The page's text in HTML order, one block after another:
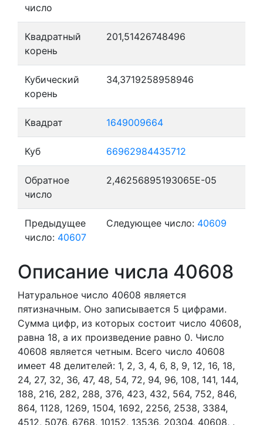
число
Квадратный
корень
201,51426748496
Кубический
корень
34,3719258958946
Квадрат 1649009664
Куб 66962984435712
Обратное
число
2,46256895193065E-05
Предыдущее
число: 40607
Следующее число: 40609
Описание числа 40608
Натуральное число 40608 является
пятизначным. Оно записывается 5 цифрами.
Сумма цифр, из которых состоит число 40608,
равна 18, а их произведение равно 0. Число
40608 является четным. Всего число 40608
имеет 48 делителей: 1, 2, 3, 4, 6, 8, 9, 12, 16, 18,
24, 27, 32, 36, 47, 48, 54, 72, 94, 96, 108, 141, 144,
188, 216, 282, 288, 376, 423, 432, 564, 752, 846,
864, 1128, 1269, 1504, 1692, 2256, 2538, 3384,
4512, 5076, 6768, 10152, 13536, 20304, 40608, .